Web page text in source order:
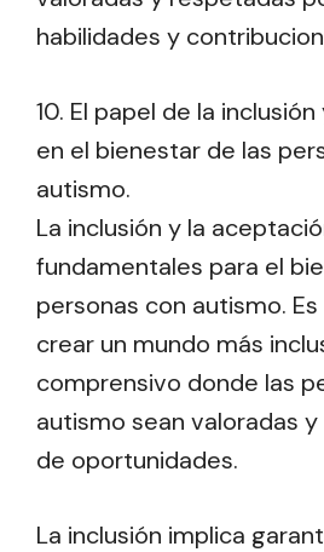
habilidades y
10. El papel de la
en el bienestar de las
autismo.
La inclusión y la
fundamentales para el
personas con autismo.
crear un mundo más
comprensivo donde las
autismo sean valoradas
de oportunidades.
La inclusión implica